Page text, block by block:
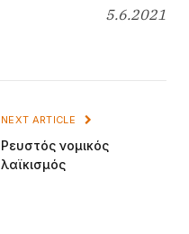
5.6.2021
NEXT ARTICLE
Ρευστός νομικός
λαϊκισμός